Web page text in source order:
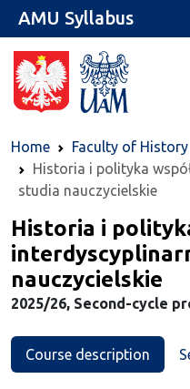
Home
Faculty of History
Historia i polityka
studia nauczycielskie
AMU Syllabus
Major
Historia i
nauczycielskie
2025/26, Second-cycle
Course description